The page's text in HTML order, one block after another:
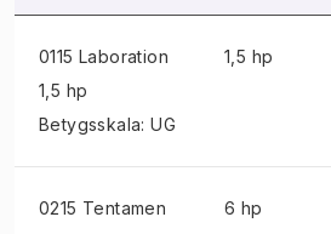
0115 Laboration
1,5 hp
Betygsskala: UG
1,5 hp
0215 Tentamen
6 hp